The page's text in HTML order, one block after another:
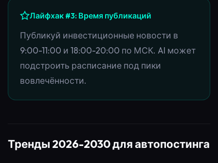
Лайфхак #3: Время публикаций
Публикуй инвестиционные новости в
9:00-11:00 и 18:00-20:00 по МСК. AI может
подстроить расписание под пики
вовлечённости.
Тренды 2026-2030 для автопостинга